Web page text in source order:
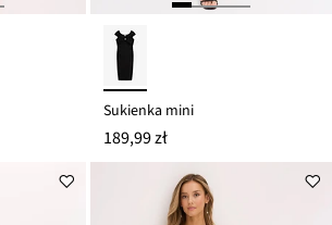
Sukienka mini
189,99 zł